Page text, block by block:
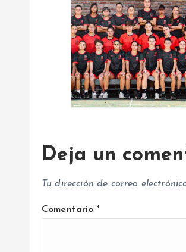
a
d
a
Deja un
Tu dirección de correo
Comentario *